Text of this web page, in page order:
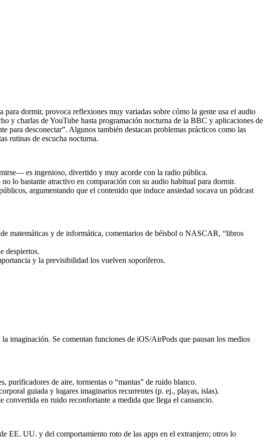
dormir, provoca reflexiones muy variadas sobre cómo la gente usa el audio
y charlas de YouTube hasta programación nocturna de la BBC y aplicaciones de
desconectar”. Algunos también destacan problemas prácticos como las
rutinas de escucha nocturna.
es ingenioso, divertido y muy acorde con la radio pública.
lo bastante atractivo en comparación con su audio habitual para dormir.
argumentando que el contenido que induce ansiedad socava un pódcast
matemáticas y de informática, comentarios de béisbol o NASCAR, “libros
despiertos.
y la previsibilidad los vuelven soporíferos.
imaginación. Se comentan funciones de iOS/AirPods que pausan los medios
purificadores de aire, tormentas o “mantas” de ruido blanco.
guiada y lugares imaginarios recurrentes (p. ej., playas, islas).
en ruido reconfortante a medida que llega el cansancio.
EE. UU. y del comportamiento roto de las apps en el extranjero; otros lo